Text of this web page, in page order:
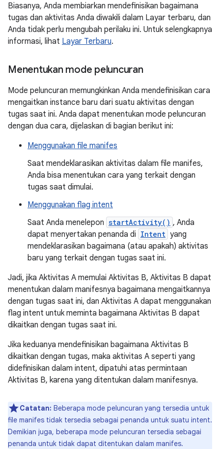
Biasanya, Anda membiarkan mendefinisikan bagaimana
tugas dan aktivitas Anda diwakili dalam Layar terbaru, dan
Anda tidak perlu mengubah perilaku ini. Untuk selengkapnya
informasi, lihat Layar Terbaru.
Menentukan mode peluncuran
Mode peluncuran memungkinkan Anda mendefinisikan cara
mengaitkan instance baru dari suatu aktivitas dengan
tugas saat ini. Anda dapat menentukan mode peluncuran
dengan dua cara, dijelaskan di bagian berikut ini:
Menggunakan file manifes
Saat mendeklarasikan aktivitas dalam file manifes,
Anda bisa menentukan cara yang terkait dengan
tugas saat dimulai.
Menggunakan flag intent
Saat Anda menelepon startActivity() , Anda
dapat menyertakan penanda di Intent yang
mendeklarasikan bagaimana (atau apakah) aktivitas
baru yang terkait dengan tugas saat ini.
Jadi, jika Aktivitas A memulai Aktivitas B, Aktivitas B dapat
menentukan dalam manifesnya bagaimana mengaitkannya
dengan tugas saat ini, dan Aktivitas A dapat menggunakan
flag intent untuk meminta bagaimana Aktivitas B dapat
dikaitkan dengan tugas saat ini.
Jika keduanya mendefinisikan bagaimana Aktivitas B
dikaitkan dengan tugas, maka aktivitas A seperti yang
didefinisikan dalam intent, dipatuhi atas permintaan
Aktivitas B, karena yang ditentukan dalam manifesnya.
Catatan: Beberapa mode peluncuran yang tersedia untuk
file manifes tidak tersedia sebagai penanda untuk suatu intent.
Demikian juga, beberapa mode peluncuran tersedia sebagai
penanda untuk tidak dapat ditentukan dalam manifes.